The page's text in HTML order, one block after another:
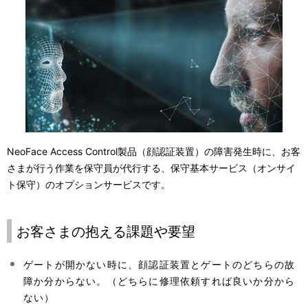
NeoFace Access Control製品（顔認証装置）の障害発生時に、お客
さまが行う作業を保守員が代行する、保守基本サービス（オンサイ
ト保守）のオプションサービスです。
お客さまの抱える課題や要望
ゲートが開かない時に、顔認証装置とゲートのどちらの故
障か分からない。（どちらに修理依頼すれば良いか分から
ない）